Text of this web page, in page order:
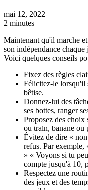
mai 12, 2022
2 minutes
Maintenant qu'il marche
son indépendance
Voici quelques conseils
Fixez des règles
Félicitez-le lorsqu'il
bêtise.
Donnez-lui des
ses bottes, ranger
Proposez des choix
ou train, banane ou
Évitez de dire «
refus. Par exemple,
» « Voyons si tu
compte jusqu'à 10,
Respectez une
des jeux et des